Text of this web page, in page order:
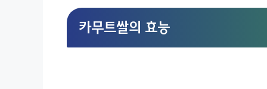
카무트쌀의 효능